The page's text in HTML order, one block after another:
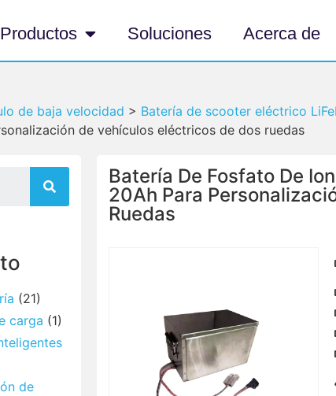
Productos Soluciones Acerca de
de baja velocidad > Batería de scooter eléctrico
de vehículos eléctricos de dos ruedas
(21)
carga (1)
de
Batería De Fosfato De
20Ah Para
Ruedas